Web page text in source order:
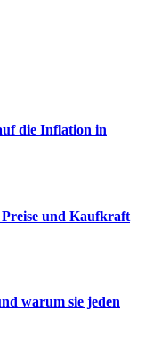
die Inflation in
Preise und Kaufkraft
warum sie jeden